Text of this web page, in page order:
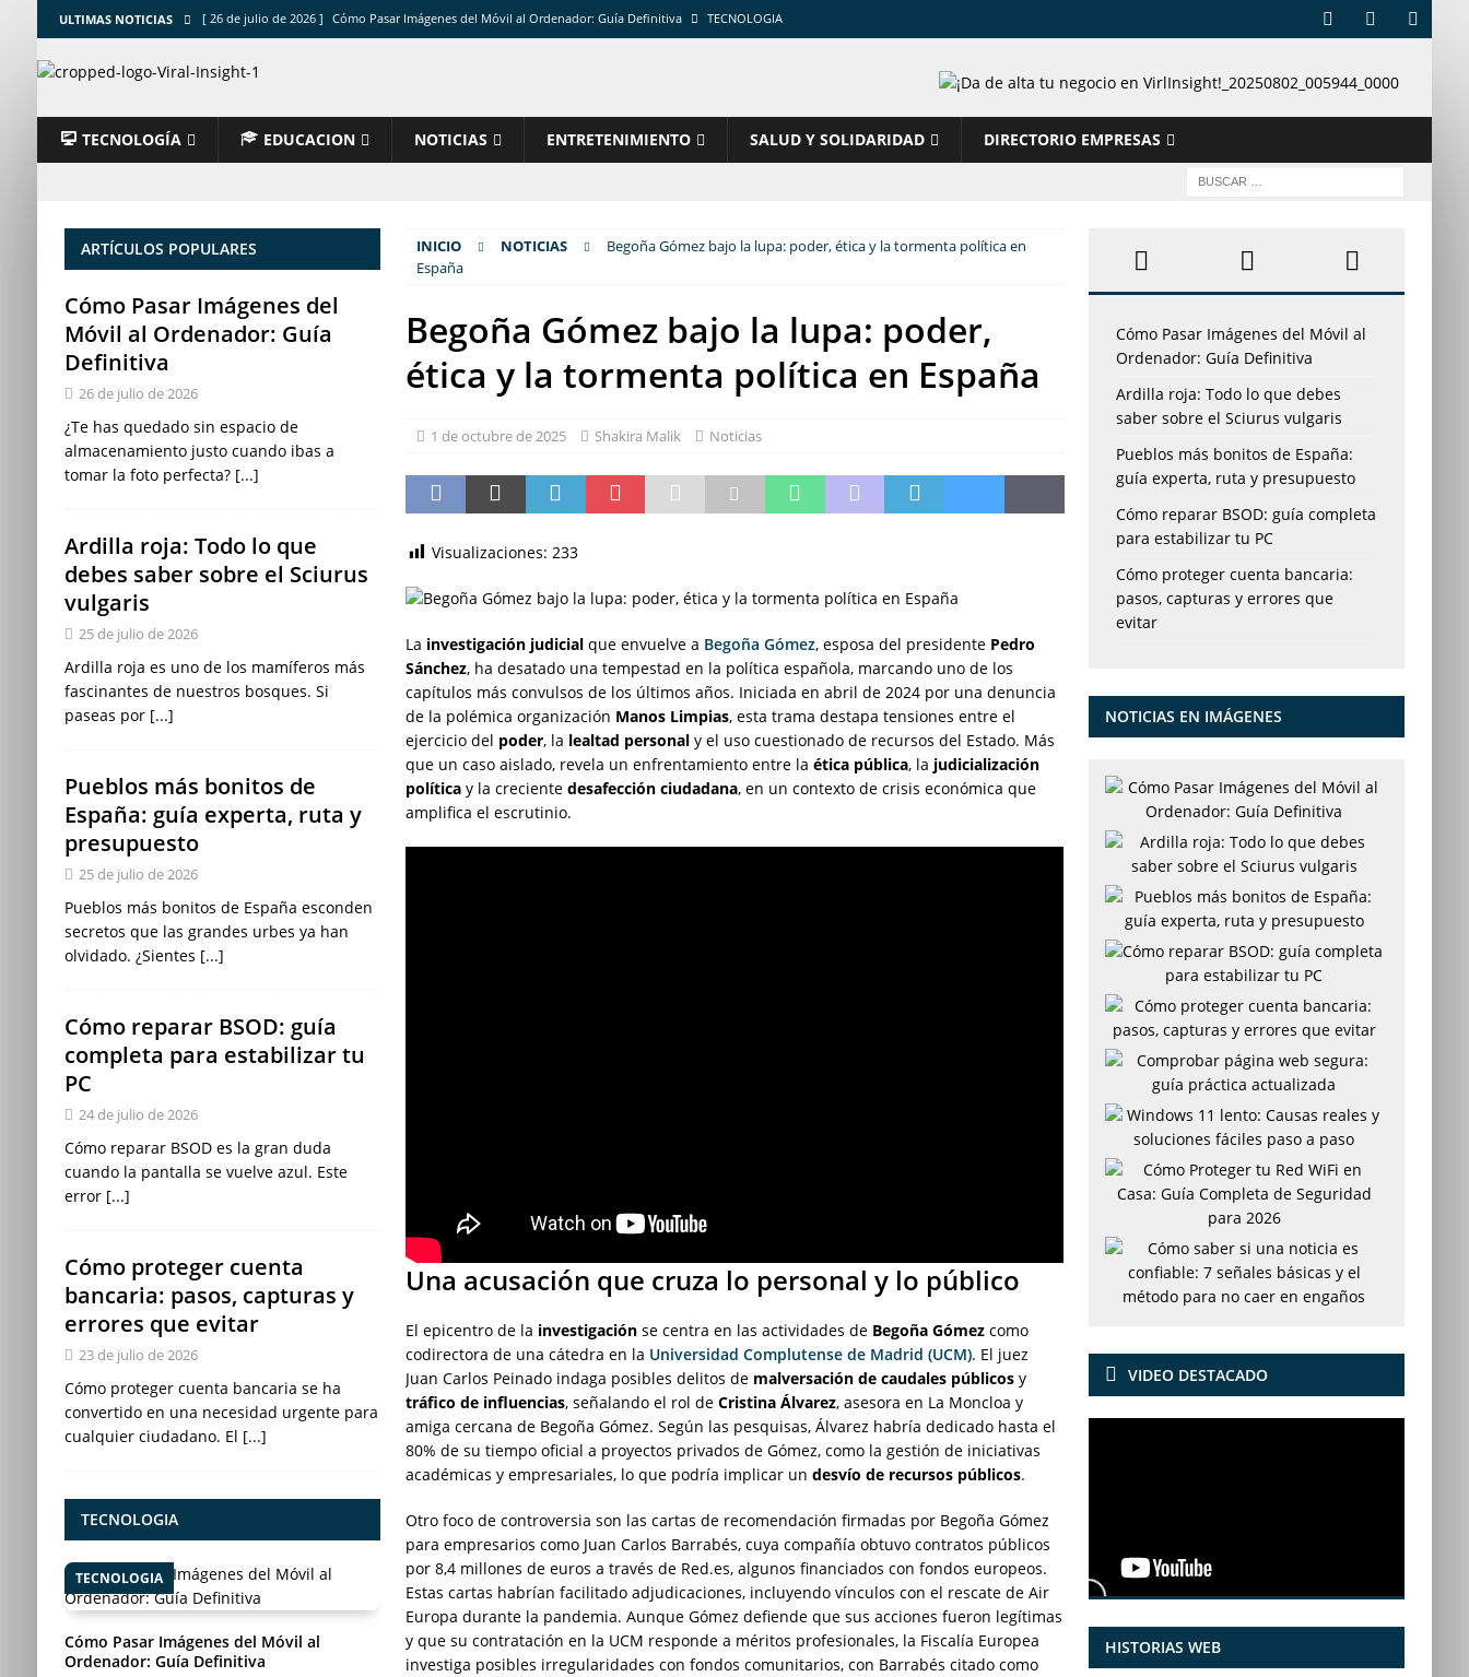
ULTIMAS NOTICIAS [ 26 de julio de 2026 ] Cómo Pasar Imágenes del Móvil al Ordenador: Guía Definitiva TECNOLOGIA
[ 24 de julio de 2026 ]
[ 23 de julio de 2026 ] Cómo proteger cuenta bancaria: pasos, capturas y errores que evitar TECNOLOGIA
TECNOLOGÍA EDUCACION NOTICIAS ENTRETENIMIENTO SALUD Y SOLIDARIDAD DIRECTORIO EMPRESAS
INICIO NOTICIAS
Begoña Gómez bajo la lupa: poder, ética y la tormenta política en
España
Begoña Gómez bajo la lupa: poder,
ética y la tormenta política en España
1 de octubre de 2025 Shakira Malik Noticias
Visualizaciones: 233
La investigación judicial que envuelve a Begoña Gómez, esposa del presidente Pedro
Sánchez, ha desatado una tempestad en la política española, marcando uno de los
capítulos más convulsos de los últimos años. Iniciada en abril de 2024 por una denuncia
de la polémica organización Manos Limpias, esta trama destapa tensiones entre el
ejercicio del poder, la lealtad personal y el uso cuestionado de recursos del Estado. Más
que un caso aislado, revela un enfrentamiento entre laética pública, la judicialización
política y la crecientedesafección ciudadana, en un contexto de crisis económica que
amplifica el escrutinio.
Una acusación que cruza lo personal y lo público
El epicentro de la investigación se centra en las actividades de Begoña Gómez como
codirectora de una cátedra en la Universidad Complutense de Madrid (UCM). El juez
Juan Carlos Peinado indaga posibles delitos de malversación de caudales públicos y
tráfico de influencias, señalando el rol deCristina Álvarez, asesora en La Moncloa y
amiga cercana de Begoña Gómez. Según las pesquisas, Álvarez habría dedicado hasta el
80% de su tiempo oficial a proyectos privados de Gómez, como la gestión de iniciativas
académicas y empresariales, lo que podría implicar undesvío de recursos públicos.
Otro foco de controversia son las cartas de recomendación firmadas por Begoña Gómez
para empresarios como Juan Carlos Barrabés, cuya compañía obtuvo contratos públicos
por 8,4 millones de euros a través de Red.es, algunos financiados con fondos europeos.
Estas cartas habrían facilitado adjudicaciones, incluyendo vínculos con el rescate de Air
Europa durante la pandemia. Aunque Gómez defiende que sus acciones fueron legítimas
y que su contratación en la UCM responde a méritos profesionales, la Fiscalía Europea
investiga posibles irregularidades con fondos comunitarios, con Barrabés citado como
ARTÍCULOS POPULARES
Cómo Pasar Imágenes del
Móvil al Ordenador: Guía
Definitiva
26 de julio de 2026
¿Te has quedado sin espacio de
almacenamiento justo cuando ibas a
tomar la foto perfecta? [...]
Ardilla roja: Todo lo que
debes saber sobre el Sciurus
vulgaris
25 de julio de 2026
Ardilla roja es uno de los mamíferos más
fascinantes de nuestros bosques. Si
paseas por [...]
Pueblos más bonitos de
España: guía experta, ruta y
presupuesto
25 de julio de 2026
Pueblos más bonitos de España esconden
secretos que las grandes urbes ya han
olvidado. ¿Sientes [...]
Cómo reparar BSOD: guía
completa para estabilizar tu
PC
24 de julio de 2026
Cómo reparar BSOD es la gran duda
cuando la pantalla se vuelve azul. Este
error [...]
Cómo proteger cuenta
bancaria: pasos, capturas y
errores que evitar
23 de julio de 2026
Cómo proteger cuenta bancaria se ha
convertido en una necesidad urgente para
cualquier ciudadano. El [...]
TECNOLOGIA
TECNOLOGIA
Cómo Pasar Imágenes del Móvil al
Ordenador: Guía Definitiva
Cómo Pasar Imágenes del Móvil al
Ordenador: Guía Definitiva
Ardilla roja: Todo lo que debes
saber sobre el Sciurus vulgaris
Pueblos más bonitos de España:
guía experta, ruta y presupuesto
Cómo reparar BSOD: guía completa
para estabilizar tu PC
Cómo proteger cuenta bancaria:
pasos, capturas y errores que
evitar
NOTICIAS EN IMÁGENES
VIDEO DESTACADO
HISTORIAS WEB